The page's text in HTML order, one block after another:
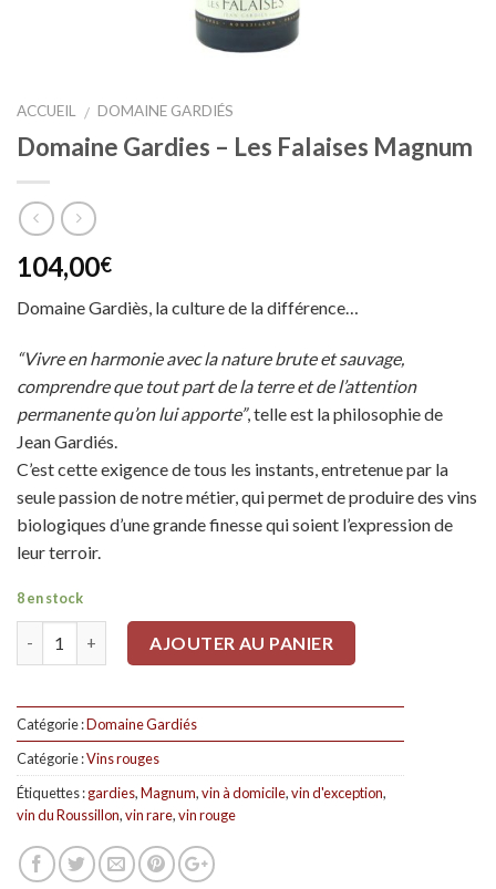
ACCUEIL / DOMAINE GARDIÉS
Domaine Gardies – Les Falaises Magnum
104,00€
Domaine Gardiès, la culture de la différence…
“Vivre en harmonie avec la nature brute et sauvage,
comprendre que tout part de la terre et de l’attention
permanente qu’on lui apporte”, telle est la philosophie de
Jean Gardiés.
C’est cette exigence de tous les instants, entretenue par la
seule passion de notre métier, qui permet de produire des vins
biologiques d’une grande finesse qui soient l’expression de
leur terroir.
8 en stock
AJOUTER AU PANIER
Catégorie :Domaine Gardiés
Catégorie :Vins rouges
Étiquettes :gardies,Magnum,vin à domicile,vin d'exception,
vin du Roussillon,vin rare,vin rouge